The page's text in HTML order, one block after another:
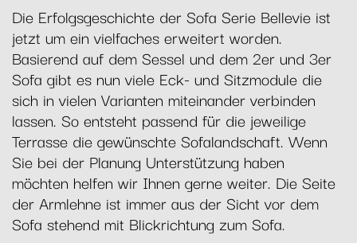
Die Erfolgsgeschichte der Sofa Serie Bellevie ist
jetzt um ein vielfaches erweitert worden.
Basierend auf dem Sessel und dem 2er und 3er
Sofa gibt es nun viele Eck- und Sitzmodule die
sich in vielen Varianten miteinander verbinden
lassen. So entsteht passend für die jeweilige
Terrasse die gewünschte Sofalandschaft. Wenn
Sie bei der Planung Unterstützung haben
möchten helfen wir Ihnen gerne weiter. Die Seite
der Armlehne ist immer aus der Sicht vor dem
Sofa stehend mit Blickrichtung zum Sofa.